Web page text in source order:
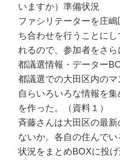
いますか）準備状況
ファシリテーターを庄
ち合わせを行うことに
れるので、参加者をさら
都議選情報・データー
都議選での大田区内の
自らいろいろな情報を
を作った。（資料１）
斉藤さんは大田区の最
ないか。各自の住んで
状況をまとめBOXに投